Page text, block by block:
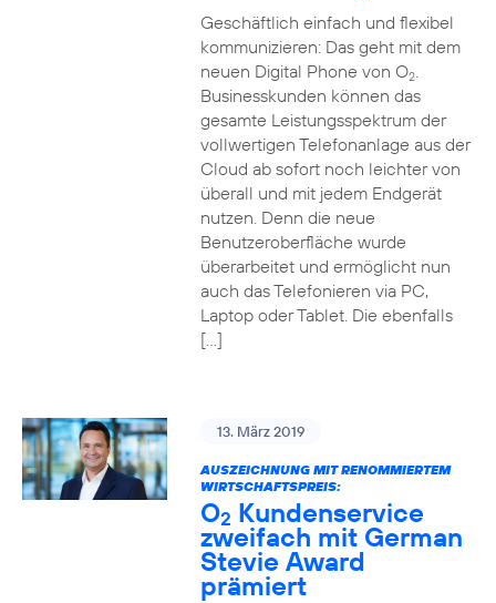
Geschäftlich einfach und flexibel
kommunizieren: Das geht mit dem
neuen Digital Phone von O2.
Businesskunden können das
gesamte Leistungsspektrum der
vollwertigen Telefonanlage aus der
Cloud ab sofort noch leichter von
überall und mit jedem Endgerät
nutzen. Denn die neue
Benutzeroberfläche wurde
überarbeitet und ermöglicht nun
auch das Telefonieren via PC,
Laptop oder Tablet. Die ebenfalls
[…]
13. März 2019
AUSZEICHNUNG MIT RENOMMIERTEM
WIRTSCHAFTSPREIS:
O2 Kundenservice
zweifach mit German
Stevie Award
prämiert